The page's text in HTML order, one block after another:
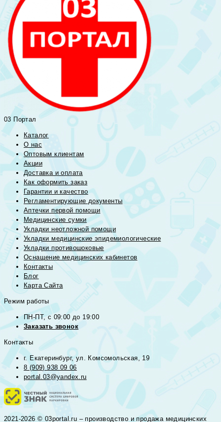
03 Портал
Каталог
О нас
Оптовым клиентам
Акции
Доставка и оплата
Как оформить заказ
Гарантии и качество
Регламентирующие документы
Аптечки первой помощи
Медицинские сумки
Укладки неотложной помощи
Укладки медицинские эпидемиологические
Укладки противошоковые
Оснащение медицинских кабинетов
Контакты
Блог
Карта Сайта
Режим работы
ПН-ПТ, с 09:00 до 19:00
Заказать звонок
Контакты
г. Екатеринбург, ул. Комсомольская, 19
8 (909) 938 09 06
portal.03@yandex.ru
2021-2026 © 03portal.ru – производство и продажа медицинских